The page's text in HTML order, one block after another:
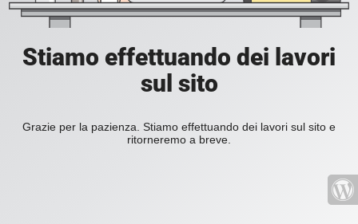
Stiamo effettuando dei lavori
sul sito
Grazie per la pazienza. Stiamo effettuando dei lavori sul sito e
ritorneremo a breve.